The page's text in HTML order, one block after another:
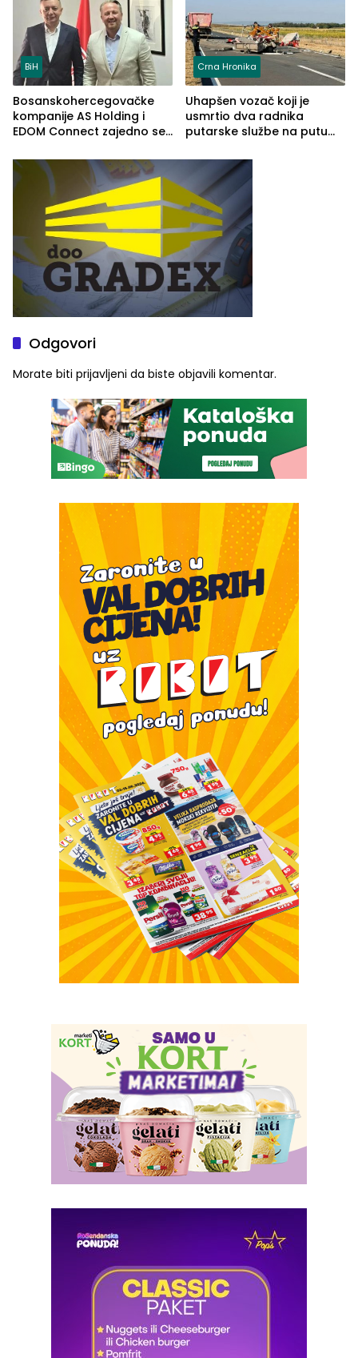
BiH
Bosanskohercegovačke
kompanije AS Holding i
EDOM Connect zajedno se
Crna Hronika
Uhapšen vozač koji je
usmrtio dva radnika
putarske službe na putu
(FOTO)
Odgovori
Morate biti prijavljeni da biste objavili komentar.